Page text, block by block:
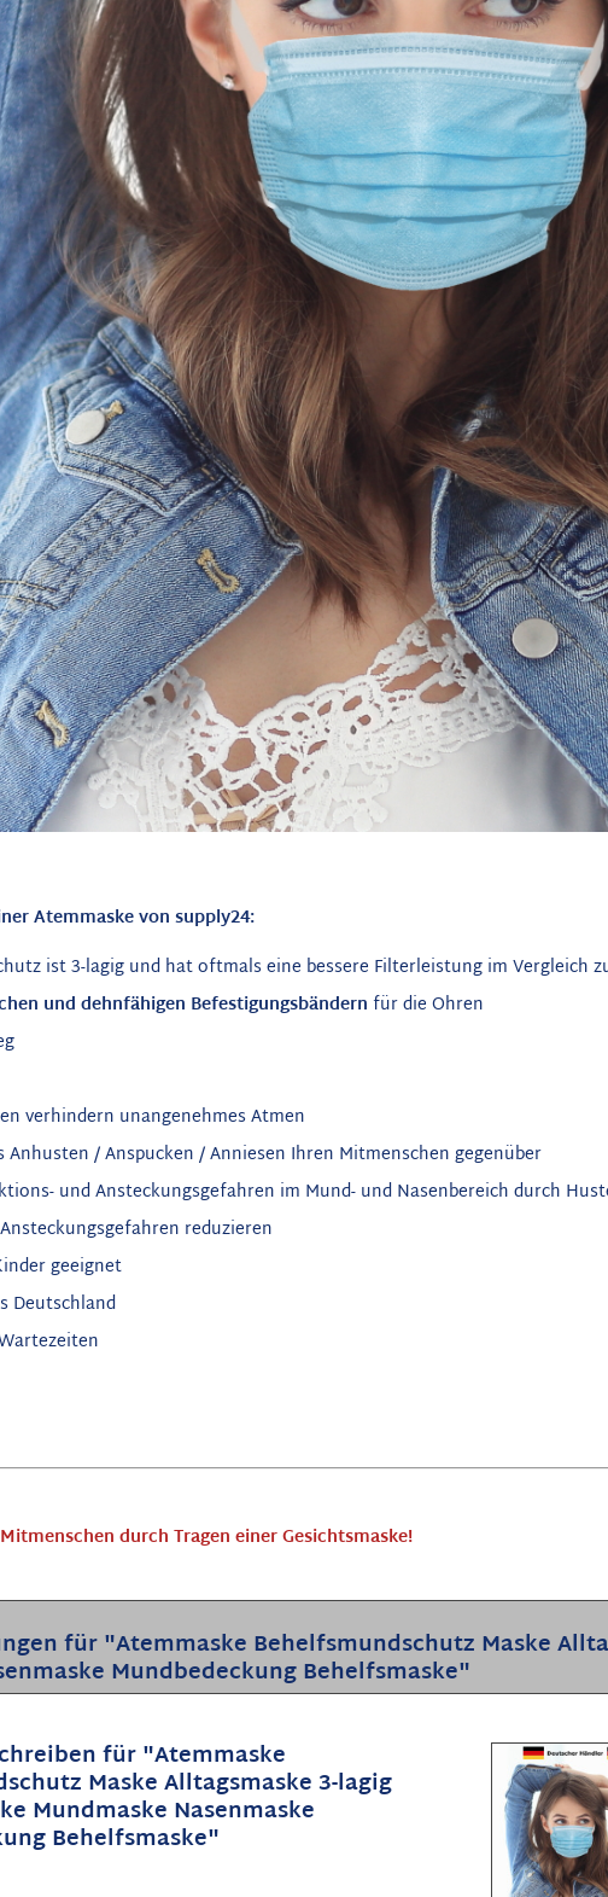
Atemmaske von supply24:
ist 3-lagig und hat oftmals eine bessere Filterleistung im Vergleich
und dehnfähigen Befestigungsbändern für die Ohren
verhindern unangenehmes Atmen
/ Anspucken / Anniesen Ihren Mitmenschen gegenüber
und Ansteckungsgefahren im Mund- und Nasenbereich durch
reduzieren
geeignet
Deutschland
durch Tragen einer Gesichtsmaske!
für "Atemmaske Behelfsmundschutz Maske
Mundbedeckung Behelfsmaske"
für "Atemmaske
Maske Alltagsmaske 3-lagig
Mundmaske Nasenmaske
Behelfsmaske"